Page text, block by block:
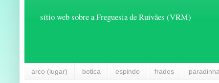
sítio web sobre a Freguesia de Ruivães (VRM)
arco (lugar) botica espindo frades